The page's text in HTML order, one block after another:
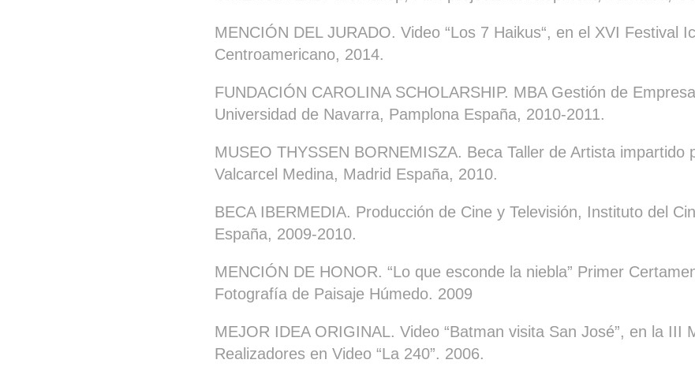
MENCIÓN DEL JURADO. Video “Los 7 Haikus“, en el XVI Festival
Centroamericano, 2014.
FUNDACIÓN CAROLINA SCHOLARSHIP. MBA Gestión de
Universidad de Navarra, Pamplona España, 2010-2011.
MUSEO THYSSEN BORNEMISZA. Beca Taller de Artista impartido
Valcarcel Medina, Madrid España, 2010.
BECA IBERMEDIA. Producción de Cine y Televisión, Instituto del
España, 2009-2010.
MENCIÓN DE HONOR. “Lo que esconde la niebla” Primer
Fotografía de Paisaje Húmedo. 2009
MEJOR IDEA ORIGINAL. Video “Batman visita San José”, en la III
Realizadores en Video “La 240”. 2006.